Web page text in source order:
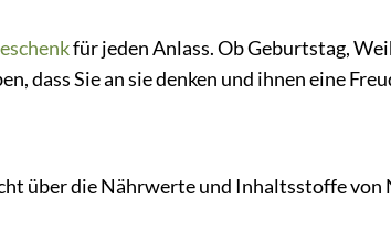
für jeden Anlass. Ob Geburtstag,
dass Sie an sie denken und ihnen eine
über die Nährwerte und Inhaltsstoffe von